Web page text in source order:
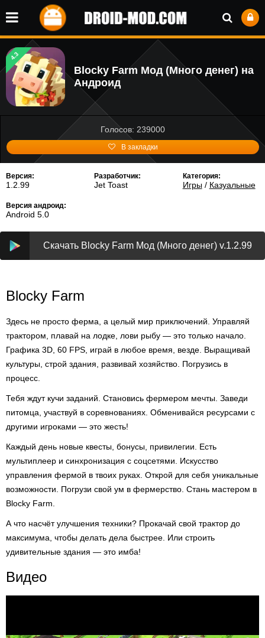
4.3
Blocky Farm Мод (Много денег) на
Андроид
Голосов: 239000
В закладки
Версия:
1.2.99
Разработчик:
Jet Toast
Категория:
Игры/ Казуальные
Версия андроид:
Android 5.0
Скачать Blocky Farm Мод (Много денег) v.1.2.99
Blocky Farm
Здесь не просто ферма, а целый мир приключений. Управляй
трактором, плавай на лодке, лови рыбу — это только начало.
Графика 3D, 60 FPS, играй в любое время, везде. Выращивай
культуры, строй здания, развивай хозяйство. Погрузись в
процесс.
Тебя ждут кучи заданий. Становись фермером мечты. Заведи
питомца, участвуй в соревнованиях. Обменивайся ресурсами с
другими игроками — это жесть!
Каждый день новые квесты, бонусы, привилегии. Есть
мультиплеер и синхронизация с соцсетями. Искусство
управления фермой в твоих руках. Открой для себя уникальные
возможности. Погрузи свой ум в фермерство. Стань мастером в
Blocky Farm.
А что насчёт улучшения техники? Прокачай свой трактор до
максимума, чтобы делать дела быстрее. Или строить
удивительные здания — это имба!
Видео